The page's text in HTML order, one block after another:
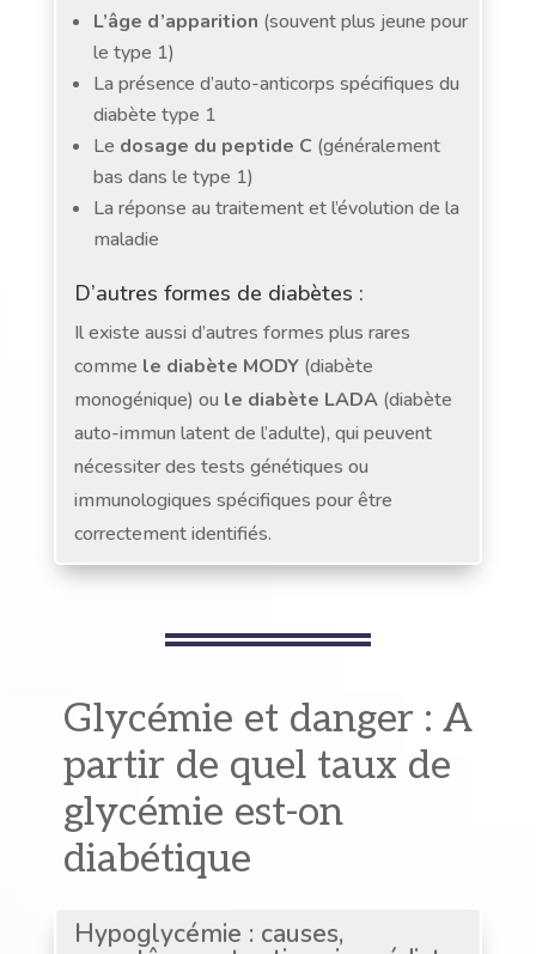
L’âge d’apparition (souvent plus jeune pour
le type 1)
La présence d’auto-anticorps spécifiques du
diabète type 1
Le dosage du peptide C (généralement
bas dans le type 1)
La réponse au traitement et l’évolution de la
maladie
D’autres formes de diabètes :
Il existe aussi d’autres formes plus rares
comme le diabète MODY(diabète
monogénique) ou le diabète LADA(diabète
auto-immun latent de l’adulte), qui peuvent
nécessiter des tests génétiques ou
immunologiques spécifiques pour être
correctement identifiés.
Glycémie et danger : A
partir de quel taux de
glycémie est-on
diabétique
Hypoglycémie : causes,